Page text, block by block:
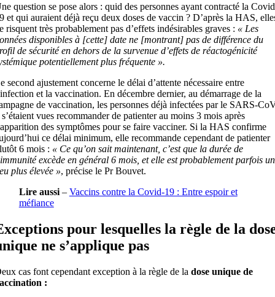
question se pose alors : quid des personnes ayant contracté la
et qui auraient déjà reçu deux doses de vaccin ? D’après la HAS,
risquent très probablement pas d’effets indésirables graves : « Les
disponibles à [cette] date ne [montrant] pas de différence du
de sécurité en dehors de la survenue d’effets de réactogénicité
potentiellement plus fréquente ».
second ajustement concerne le délai d’attente nécessaire entre
et la vaccination. En décembre dernier, au démarrage de la
de vaccination, les personnes déjà infectées par le SARS-
vues recommander de patienter au moins 3 mois après
des symptômes pour se faire vacciner. Si la HAS confirme
ce délai minimum, elle recommande cependant de patienter
6 mois : « Ce qu’on sait maintenant, c’est que la durée de
excède en général 6 mois, et elle est probablement parfois un
plus élevée », précise le Pr Bouvet.
Lire aussi– Vaccins contre la Covid-19 : Entre espoir et
méfiance
pour lesquelles la règle de la
ne s’applique pas
cas font cependant exception à la règle de la dose unique de
: